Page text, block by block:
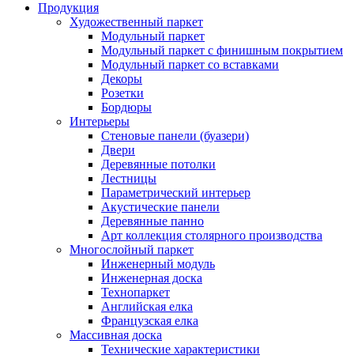
Продукция
Художественный паркет
Модульный паркет
Модульный паркет с финишным покрытием
Модульный паркет со вставками
Декоры
Розетки
Бордюры
Интерьеры
Стеновые панели (буазери)
Двери
Деревянные потолки
Лестницы
Параметрический интерьер
Акустические панели
Деревянные панно
Арт коллекция столярного производства
Многослойный паркет
Инженерный модуль
Инженерная доска
Технопаркет
Английская елка
Французская елка
Массивная доска
Технические характеристики